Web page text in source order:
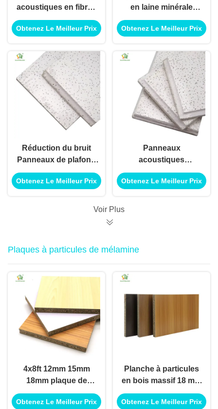
acoustiques en fibres
minérales sur mesure
pour les salles de
Obtenez Le Meilleur Prix
en laine minérale
écologique,
panneaux
pour la construction
verte
Obtenez Le Meilleur Prix
Réduction du bruit
Panneaux de plafond
en laine minérale
Isolation thermique
Obtenez Le Meilleur Prix
Panneaux
acoustiques
résistants au feu de
qualité supérieure de
Obtenez Le Meilleur Prix
Voir Plus
Plaques à particules de mélamine
4x8ft 12mm 15mm
18mm plaque de
particules de
mélamine décoration
Obtenez Le Meilleur Prix
Planche à particules
en bois massif 18 mm
planche sans
peinture pour
Obtenez Le Meilleur Prix